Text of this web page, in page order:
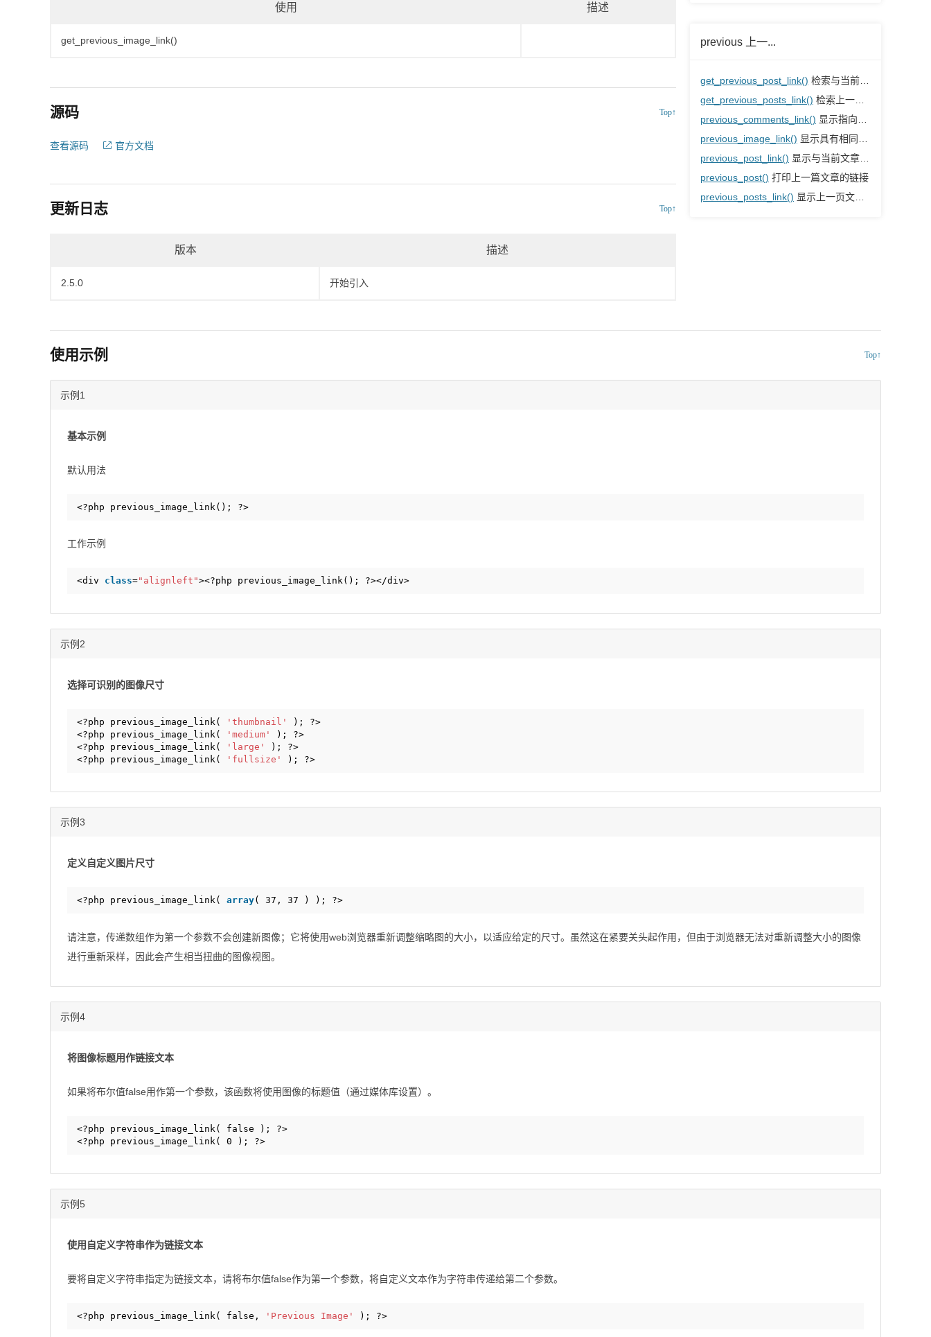
previous 上一...
get_previous_post_link() 检索与当前文章相邻的上一篇文章链接
get_previous_posts_link() 检索上一页文章页面链接
previous_comments_link() 显示指向上一个评论页面的链接
previous_image_link() 显示具有相同父级文章的上一张图片链接
previous_post_link() 显示与当前文章相邻的上一篇文章链接
previous_post() 打印上一篇文章的链接
previous_posts_link() 显示上一页文章页面链接
使用 描述
get_previous_image_link()
源码 Top↑
查看源码 官方文档
更新日志 Top↑
版本 描述
2.5.0 开始引入
使用示例 Top↑
示例1
基本示例
默认用法
<?php previous_image_link(); ?>
工作示例
<div class="alignleft"><?php previous_image_link(); ?></div>
示例2
选择可识别的图像尺寸
<?php previous_image_link( 'thumbnail'
); ?>
<?php previous_image_link(
'medium'
); ?>
<?php previous_image_link(
'large'
); ?>
<?php previous_image_link(
'fullsize' ); ?>
示例3
定义自定义图片尺寸
<?php previous_image_link( array( 37, 37 ) ); ?>
请注意，传递数组作为第一个参数不会创建新图像；它将使用web浏览器重新调整缩略图的大小，以适应给定的尺寸。虽然这在紧要关头起作用，但由于浏览器无法对重新调整大小的图像
进行重新采样，因此会产生相当扭曲的图像视图。
示例4
将图像标题用作链接文本
如果将布尔值false用作第一个参数，该函数将使用图像的标题值（通过媒体库设置）。
<?php previous_image_link( false ); ?>
<?php previous_image_link( 0 ); ?>
示例5
使用自定义字符串作为链接文本
要将自定义字符串指定为链接文本，请将布尔值false作为第一个参数，将自定义文本作为字符串传递给第二个参数。
<?php previous_image_link( false, 'Previous Image' ); ?>